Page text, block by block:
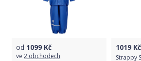
od 1099 Kč
ve 2 obchodech
1019 Kč